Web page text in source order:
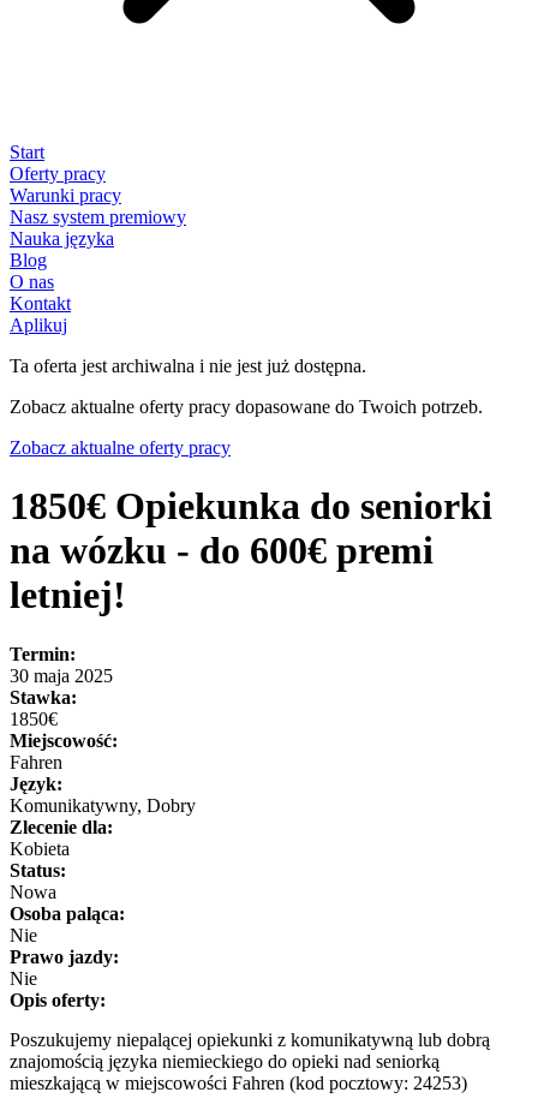
Start
Oferty pracy
Warunki pracy
Nasz system premiowy
Nauka języka
Blog
O nas
Kontakt
Aplikuj
Ta oferta jest archiwalna i nie jest już dostępna.
Zobacz aktualne oferty pracy dopasowane do Twoich potrzeb.
Zobacz aktualne oferty pracy
1850€ Opiekunka do seniorki
na wózku - do 600€ premi
letniej!
Termin:
30 maja 2025
Stawka:
1850€
Miejscowość:
Fahren
Język:
Komunikatywny, Dobry
Zlecenie dla:
Kobieta
Status:
Nowa
Osoba paląca:
Nie
Prawo jazdy:
Nie
Opis oferty:
Poszukujemy niepalącej opiekunki z komunikatywną lub dobrą
znajomością języka niemieckiego do opieki nad seniorką
mieszkającą w miejscowości Fahren (kod pocztowy: 24253)